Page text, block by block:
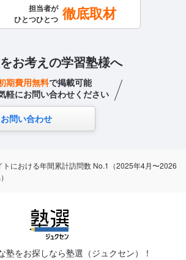
担当者が
ひとつひとつ 徹底取材
お考えの学習塾様へ
期費用無料で掲載可能
軽にお問い合わせください
問い合わせ
における年間累計訪問数 No.1（2025年4月〜2026
塾をお探しなら塾選（ジュクセン）！